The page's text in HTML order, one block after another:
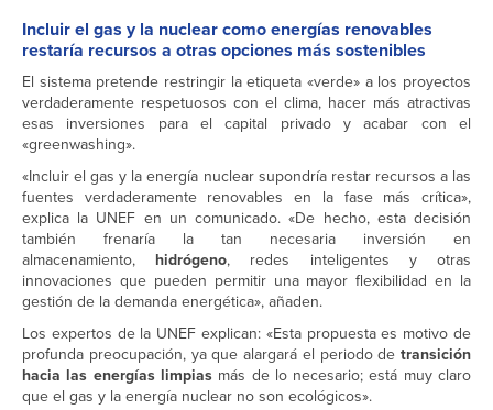
Incluir el gas y la nuclear como energías renovables
restaría recursos a otras opciones más sostenibles
El sistema pretende restringir la etiqueta «verde» a los proyectos
verdaderamente respetuosos con el clima, hacer más atractivas
esas inversiones para el capital privado y acabar con el
«greenwashing».
«Incluir el gas y la energía nuclear supondría restar recursos a las
fuentes verdaderamente renovables en la fase más crítica»,
explica la UNEF en un comunicado. «De hecho, esta decisión
también frenaría la tan necesaria inversión en
almacenamiento, hidrógeno, redes inteligentes y otras
innovaciones que pueden permitir una mayor flexibilidad en la
gestión de la demanda energética», añaden.
Los expertos de la UNEF explican: «Esta propuesta es motivo de
profunda preocupación, ya que alargará el periodo de transición
hacia las energías limpiasmás de lo necesario; está muy claro
que el gas y la energía nuclear no son ecológicos».